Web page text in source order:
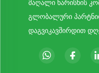
მაღალი ხარისხის
გლობალური
დაგვიკავშირდით